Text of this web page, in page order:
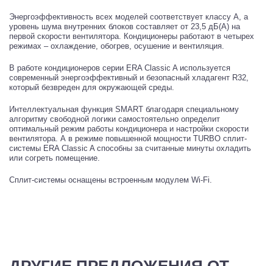
Энергоэффективность всех моделей соответствует классу А, а
уровень шума внутренних блоков составляет от 23,5 дБ(А) на
первой скорости вентилятора. Кондиционеры работают в четырех
режимах – охлаждение, обогрев, осушение и вентиляция.
В работе кондиционеров серии ERA Classic A используется
современный энергоэффективный и безопасный хладагент R32,
который безвреден для окружающей среды.
Интеллектуальная функция SMART благодаря специальному
алгоритму свободной логики самостоятельно определит
оптимальный режим работы кондиционера и настройки скорости
вентилятора. А в режиме повышенной мощности TURBO сплит-
системы ERA Classic A способны за считанные минуты охладить
или согреть помещение.
Сплит-системы оснащены встроенным модулем Wi-Fi.